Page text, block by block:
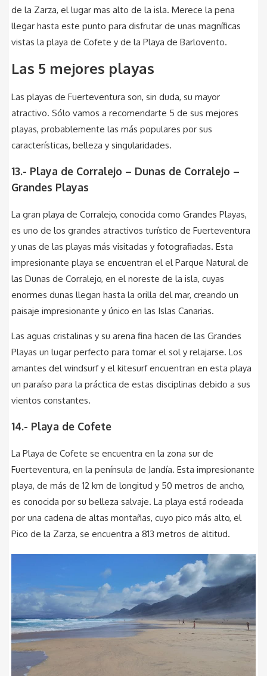
de la Zarza, el lugar mas alto de la isla. Merece la pena
llegar hasta este punto para disfrutar de unas magníficas
vistas la playa de Cofete y de la Playa de Barlovento.
Las 5 mejores playas
Las playas de Fuerteventura son, sin duda, su mayor
atractivo. Sólo vamos a recomendarte 5 de sus mejores
playas, probablemente las más populares por sus
características, belleza y singularidades.
13.- Playa de Corralejo – Dunas de Corralejo –
Grandes Playas
La gran playa de Corralejo, conocida como Grandes Playas,
es uno de los grandes atractivos turístico de Fuerteventura
y unas de las playas más visitadas y fotografiadas. Esta
impresionante playa se encuentran el el Parque Natural de
las Dunas de Corralejo, en el noreste de la isla, cuyas
enormes dunas llegan hasta la orilla del mar, creando un
paisaje impresionante y único en las Islas Canarias.
Las aguas cristalinas y su arena fina hacen de las Grandes
Playas un lugar perfecto para tomar el sol y relajarse. Los
amantes del windsurf y el kitesurf encuentran en esta playa
un paraíso para la práctica de estas disciplinas debido a sus
vientos constantes.
14.- Playa de Cofete
La Playa de Cofete se encuentra en la zona sur de
Fuerteventura, en la península de Jandía. Esta impresionante
playa, de más de 12 km de longitud y 50 metros de ancho,
es conocida por su belleza salvaje. La playa está rodeada
por una cadena de altas montañas, cuyo pico más alto, el
Pico de la Zarza, se encuentra a 813 metros de altitud.